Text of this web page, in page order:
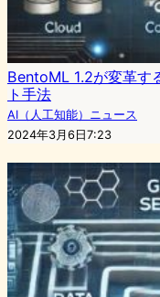
BentoML 1.2が変革す
ト手法
AI（人工知能）ニュース
2024年3月6日7:23